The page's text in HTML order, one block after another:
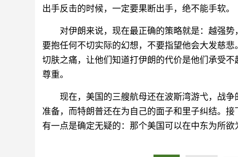
出手反击的时候，一定要果断出手，绝不能手软。
对伊朗来说，现在最正确的策略就是：越强
要抱任何不切实际的幻想，不要指望他会大发慈
切肤之痛，让他们知道打伊朗的代价是他们承受
尊重。
现在，美国的三艘航母还在波斯湾游弋，战
准备，而特朗普还在为自己的面子和里子纠结。
有一点是确定无疑的：那个美国可以在中东为所欲